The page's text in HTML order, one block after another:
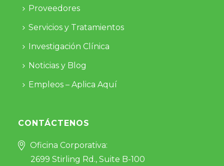
Proveedores
Servicios y Tratamientos
Investigación Clínica
Noticias y Blog
Empleos – Aplica Aquí
CONTÁCTENOS
Oficina Corporativa:
2699 Stirling Rd., Suite B-100